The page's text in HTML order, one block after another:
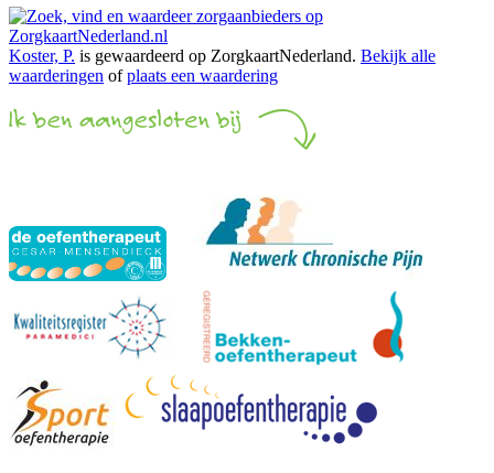
Koster, P. is gewaardeerd op ZorgkaartNederland. Bekijk alle
waarderingen ofplaats een waardering